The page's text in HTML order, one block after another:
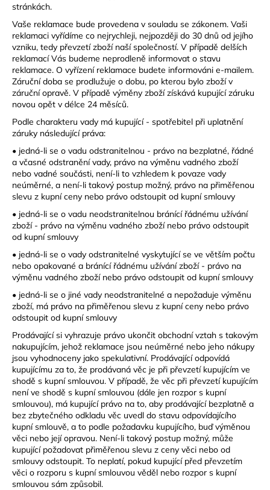
stránkách.
Vaše reklamace bude provedena v souladu se zákonem. Vaši
reklamaci vyřídíme co nejrychleji, nejpozději do 30 dnů od jejího
vzniku, tedy převzetí zboží naší společností. V případě delších
reklamací Vás budeme neprodleně informovat o stavu
reklamace. O vyřízení reklamace budete informováni e-mailem.
Záruční doba se prodlužuje o dobu, po kterou bylo zboží v
záruční opravě. V případě výměny zboží získává kupující záruku
novou opět v délce 24 měsíců.
Podle charakteru vady má kupující - spotřebitel při uplatnění
záruky následující práva:
• jedná-li se o vadu odstranitelnou - právo na bezplatné, řádné
a včasné odstranění vady, právo na výměnu vadného zboží
nebo vadné součásti, není-li to vzhledem k povaze vady
neúměrné, a není-li takový postup možný, právo na přiměřenou
slevu z kupní ceny nebo právo odstoupit od kupní smlouvy
• jedná-li se o vadu neodstranitelnou bránící řádnému užívání
zboží - právo na výměnu vadného zboží nebo právo odstoupit
od kupní smlouvy
• jedná-li se o vady odstranitelné vyskytující se ve větším počtu
nebo opakované a bránící řádnému užívání zboží - právo na
výměnu vadného zboží nebo právo odstoupit od kupní smlouvy
• jedná-li se o jiné vady neodstranitelné a nepožaduje výměnu
zboží, má právo na přiměřenou slevu z kupní ceny nebo právo
odstoupit od kupní smlouvy
Prodávající si vyhrazuje právo ukončit obchodní vztah s takovým
nakupujícím, jehož reklamace jsou neúměrné nebo jeho nákupy
jsou vyhodnoceny jako spekulativní. Prodávající odpovídá
kupujícímu za to, že prodávaná věc je při převzetí kupujícím ve
shodě s kupní smlouvou. V případě, že věc při převzetí kupujícím
není ve shodě s kupní smlouvou (dále jen rozpor s kupní
smlouvou), má kupující právo na to, aby prodávající bezplatně a
bez zbytečného odkladu věc uvedl do stavu odpovídajícího
kupní smlouvě, a to podle požadavku kupujícího, buď výměnou
věci nebo její opravou. Není-li takový postup možný, může
kupující požadovat přiměřenou slevu z ceny věci nebo od
smlouvy odstoupit. To neplatí, pokud kupující před převzetím
věci o rozporu s kupní smlouvou věděl nebo rozpor s kupní
smlouvou sám způsobil.